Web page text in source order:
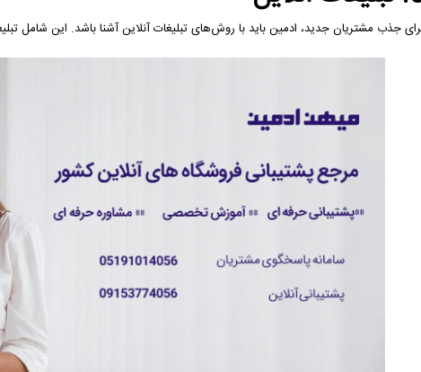
جذب مشتریان جدید، ادمین باید با روش‌های تبلیغات آنلاین آشنا باشد. این شامل